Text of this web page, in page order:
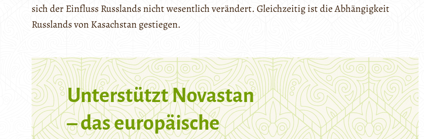
sich der Einfluss Russlands nicht wesentlich verändert. Gleichzeitig ist die Abhängigkeit
Russlands von Kasachstan gestiegen.
Unterstützt Novastan
– das europäische